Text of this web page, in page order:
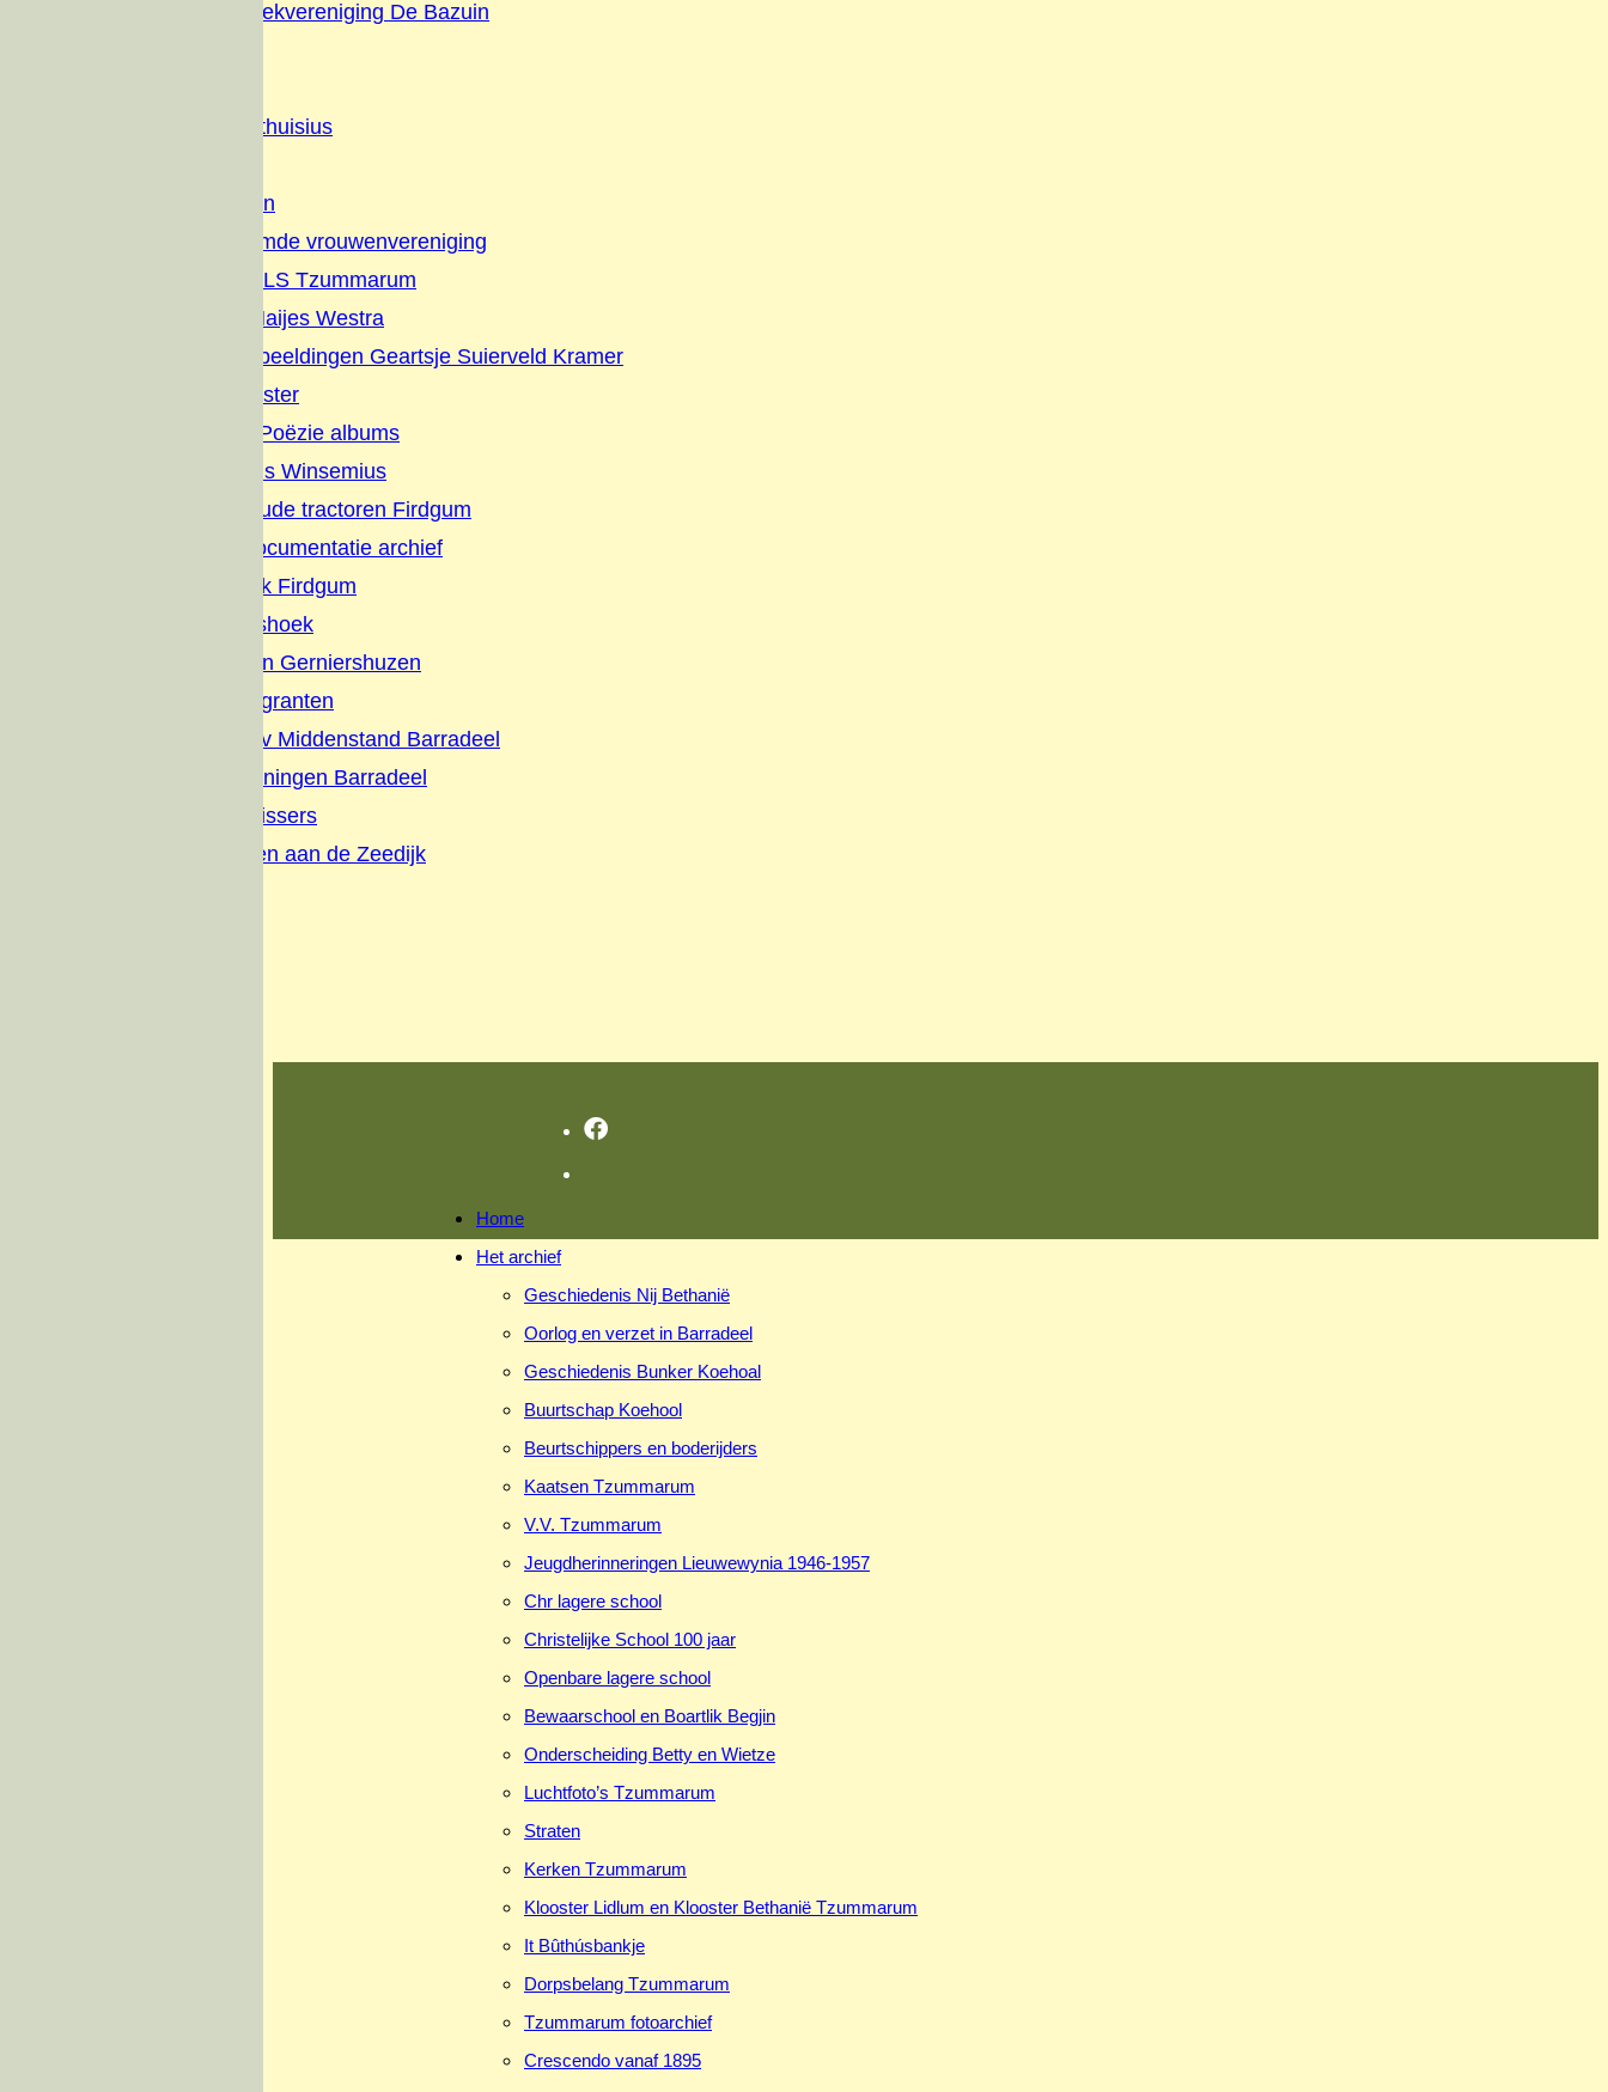
Christelijke Muziekvereniging De Bazuin
Geschiedenis Althuisius
Nut en Genoegen
Vrijzinnig hervormde vrouwenvereniging
Jaarverslagen OLS Tzummarum
Gedichten Jan Haijes Westra
Gedichten en Afbeeldingen Geartsje Suierveld Kramer
Overlijdens Register
Sikke vertelt en Poëzie albums
Dagboek Albertus Winsemius
Elfstedentocht oude tractoren Firdgum
Firdgum Foto Documentatie archief
Terpenonderzoek Firdgum
Buurtschap Dijkshoek
Boerepleatsen en Gerniershuzen
Evacues en Emigranten
Briefhoofden-Adv Middenstand Barradeel
Schilderijen tekeningen Barradeel
Interviews met vissers
Wonen en werken aan de Zeedijk
Home
Het archief
Geschiedenis Nij Bethanië
Oorlog en verzet in Barradeel
Geschiedenis Bunker Koehoal
Buurtschap Koehool
Beurtschippers en boderijders
Kaatsen Tzummarum
V.V. Tzummarum
Jeugdherinneringen Lieuwewynia 1946-1957
Chr lagere school
Christelijke School 100 jaar
Openbare lagere school
Bewaarschool en Boartlik Begjin
Onderscheiding Betty en Wietze
Luchtfoto’s Tzummarum
Straten
Kerken Tzummarum
Klooster Lidlum en Klooster Bethanië Tzummarum
It Bûthúsbankje
Dorpsbelang Tzummarum
Tzummarum fotoarchief
Crescendo vanaf 1895